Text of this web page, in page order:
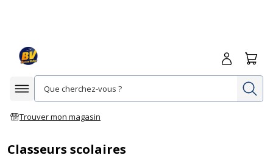
Afficher la navigation
Trouver mon magasin
Me
Classeurs scolaires